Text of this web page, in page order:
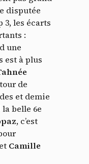
disputée
les écarts
:
une
est à plus
de
et demie
belle 6e
, c’est
Camille